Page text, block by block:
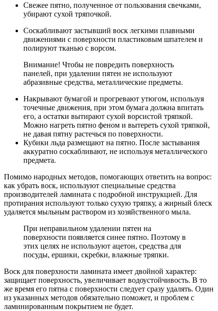
Свежее пятно, полученное от пользования свечками,
убирают сухой тряпочкой.
Соскабливают застывший воск легкими плавными
движениями с поверхности пластиковым шпателем и
полируют тканью с ворсом.
Внимание! Чтобы не повредить поверхность
панелей, при удалении пятен не используют
абразивные средства, металлические предметы.
Накрывают бумагой и прогревают утюгом, используя
точечные движения, при этом бумага должна впитать
его, а остатки вытирают сухой ворсистой тряпкой.
Можно нагреть пятно феном и вытереть сухой тряпкой,
не давая пятну растечься по поверхности.
Кубики льда размещают на пятно. После застывания
аккуратно соскабливают, не используя металлического
предмета.
Помимо народных методов, помогающих ответить на вопрос:
как убрать воск, используют специальные средства
производителей ламината с подробной инструкцией. Для
протирания используют только сухую тряпку, а жирный блеск
удаляется мыльным раствором из хозяйственного мыла.
При неправильном удалении пятен на
поверхности появляется синее пятно. Поэтому в
этих целях не используют ацетон, средства для
посуды, ершики, скребки, влажные тряпки.
Воск для поверхности ламината имеет двойной характер:
защищает поверхность, увеличивает водоустойчивость. В то
же время его пятна с поверхности следует сразу удалять. Один
из указанных методов обязательно поможет, и проблем с
ламинированным покрытием не будет.